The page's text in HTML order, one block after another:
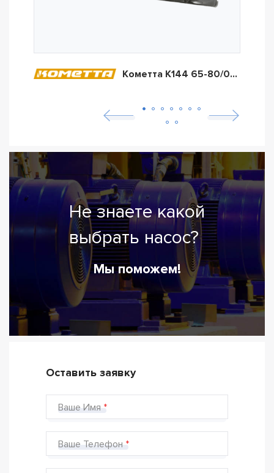
Кометта К144 65-80/04А/300Т2
Не знаете какой
выбрать насос?
Мы поможем!
Оставить заявку
Ваше Имя
Ваше Телефон